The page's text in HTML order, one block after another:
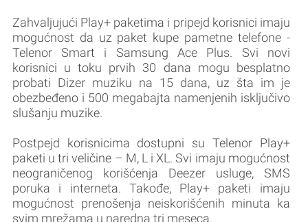
Zahvaljujući Play+ paketima i pripejd korisnici imaju
mogućnost da uz paket kupe pametne telefone -
Telenor Smart i Samsung Ace Plus. Svi novi
korisnici u toku prvih 30 dana mogu besplatno
probati Dizer muziku na 15 dana, uz šta im je
obezbeđeno i 500 megabajta namenjenih isključivo
slušanju muzike.
Postpejd korisnicima dostupni su Telenor Play+
paketi u tri veličine – M, L i XL. Svi imaju mogućnost
neograničenog korišćenja Deezer usluge, SMS
poruka i interneta. Takođe, Play+ paketi imaju
mogućnost prenošenja neiskorišćenih minuta ka
svim mrežama u naredna tri meseca.